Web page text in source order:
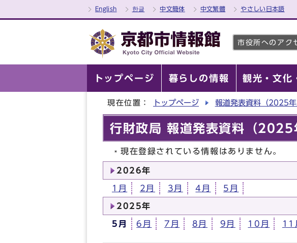
English 한글 中文簡体 中文繁體 やさしい日本語
市役所へのアク
トップページ 暮らしの情報 観光・文化
現在位置： トップページ 報道発表資料（2025年
行財政局 報道発表資料（2025
現在登録されている情報はありません。
2026年
1月 2月 3月 4月 5月
2025年
5月 6月 7月 8月 9月 10月 11